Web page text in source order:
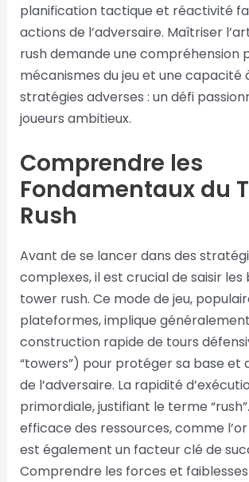
planification tactique et réactivité
actions de l’adversaire. Maîtriser
rush demande une compréhension
mécanismes du jeu et une capacité
stratégies adverses : un défi
joueurs ambitieux.
Comprendre les
Fondamentaux du
Rush
Avant de se lancer dans des
complexes, il est crucial de saisir les
tower rush. Ce mode de jeu,
plateformes, implique
construction rapide de tours
“towers”) pour protéger sa base et
de l’adversaire. La rapidité
primordiale, justifiant le terme
efficace des ressources, comme l’or
est également un facteur clé de
Comprendre les forces et